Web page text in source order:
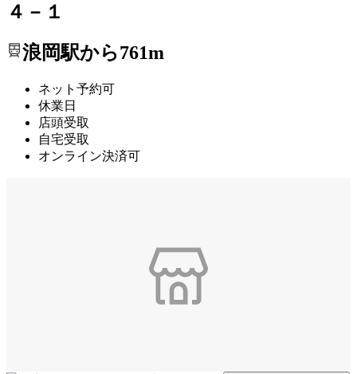
４－１
浪岡駅から761m
ネット予約可
休業日
店頭受取
自宅受取
オンライン決済可